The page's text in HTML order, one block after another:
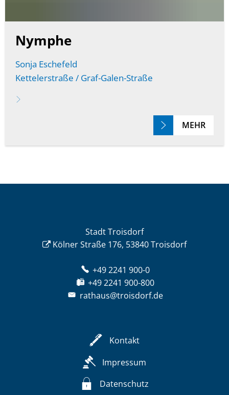
Nymphe
Sonja Eschefeld
Kettelerstraße / Graf-Galen-Straße
MEHR
Stadt Troisdorf
Kölner Straße 176, 53840 Troisdorf
+49 2241 900-0
+49 2241 900-800
rathaus@troisdorf.de
Kontakt
Impressum
Datenschutz